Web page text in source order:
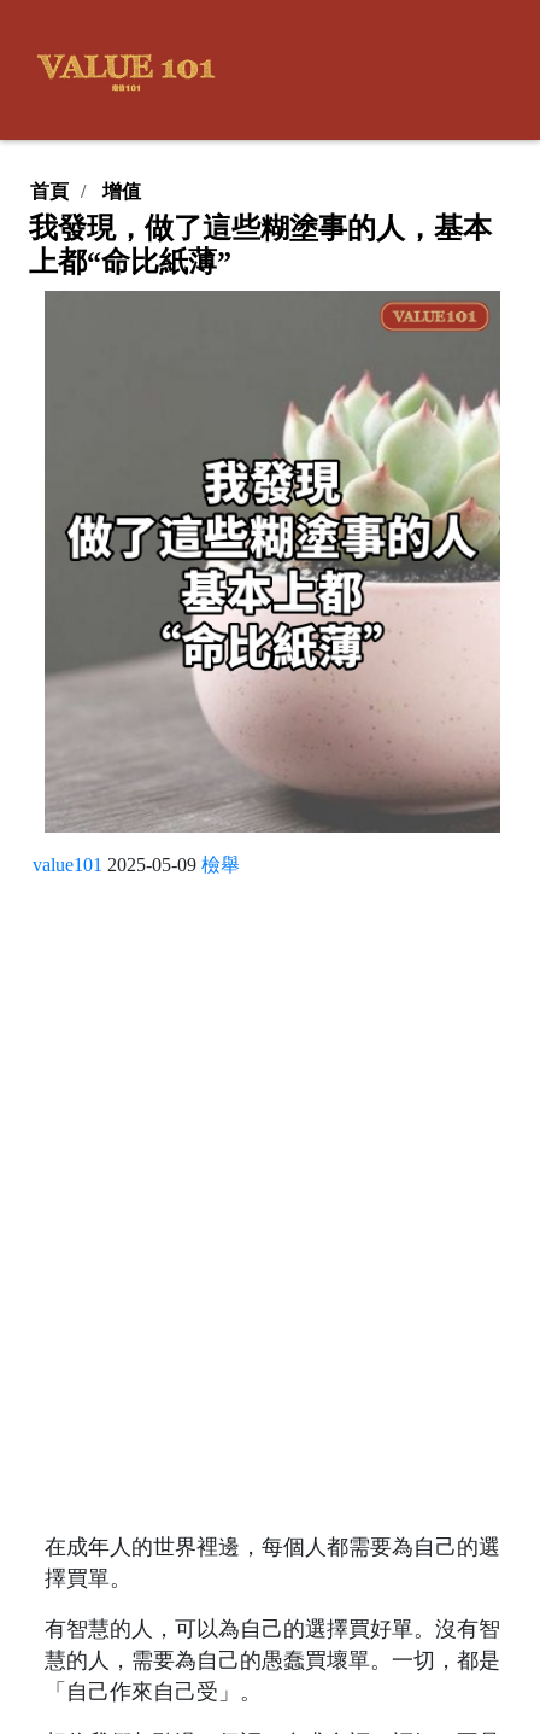
首頁 增值
我發現，做了這些糊塗事的人，基本
上都“命比紙薄”
value101 2025-05-09 檢舉
在成年人的世界裡邊，每個人都需要為自己的選
擇買單。
有智慧的人，可以為自己的選擇買好單。沒有智
慧的人，需要為自己的愚蠢買壞單。一切，都是
「自己作來自己受」。